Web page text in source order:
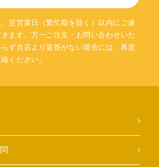
翌営業日（繁忙期を除く）以内にご連
ます。万一ご注文・お問い合わせいた
ず当店より返答がない場合には、再度
ください。